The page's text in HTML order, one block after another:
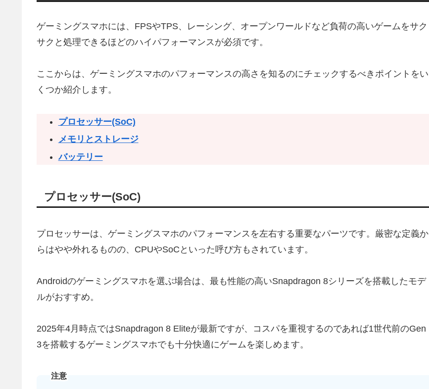
ゲーミングスマホには、FPSやTPS、レーシング、オープンワールドなど負荷の高いゲームをサク
サクと処理できるほどのハイパフォーマンスが必須です。
ここからは、ゲーミングスマホのパフォーマンスの高さを知るのにチェックするべきポイントをい
くつか紹介します。
プロセッサー(SoC)
メモリとストレージ
バッテリー
プロセッサー(SoC)
プロセッサーは、ゲーミングスマホのパフォーマンスを左右する重要なパーツです。厳密な定義か
らはやや外れるものの、CPUやSoCといった呼び方もされています。
Androidのゲーミングスマホを選ぶ場合は、最も性能の高いSnapdragon 8シリーズを搭載したモデ
ルがおすすめ。
2025年4月時点ではSnapdragon 8 Eliteが最新ですが、コスパを重視するのであれば1世代前のGen
3を搭載するゲーミングスマホでも十分快適にゲームを楽しめます。
注意